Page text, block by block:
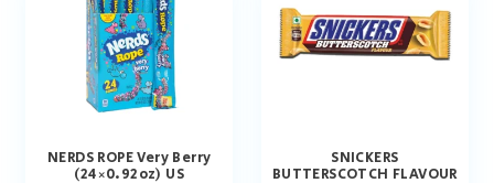
NERDS ROPE Very Berry
(24×0.92oz) US
SNICKERS
BUTTERSCOTCH FLAVOUR